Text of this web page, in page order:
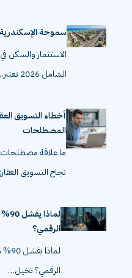
سموحة الإسكندرية 2026 | تحديث الأسعار والمشاريع
الاستثمار والسكن
الشامل 2026 تعتبر…
أخطاء التسويق
المصطلحات
ما علاقة مصطلحات
نجاح التسويق
الرقمي؟
الرقمي؟ تخيل…